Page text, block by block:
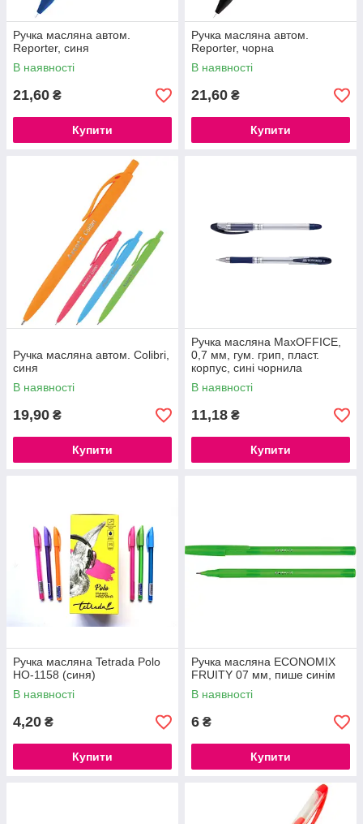
Ручка масляна автом.
Reporter, синя
В наявності
21,60 ₴
Купити
Ручка масляна автом.
Reporter, чорна
В наявності
21,60 ₴
Купити
Ручка масляна автом. Сolibri,
синя
В наявності
19,90 ₴
Купити
Ручка масляна MaxOFFICE,
0,7 мм, гум. грип, пласт.
корпус, сині чорнила
В наявності
11,18 ₴
Купити
Ручка масляна Tetrada Polo
HO-1158 (синя)
В наявності
4,20 ₴
Купити
Ручка масляна ECONOMIX
FRUITY 07 мм, пише синім
В наявності
6 ₴
Купити